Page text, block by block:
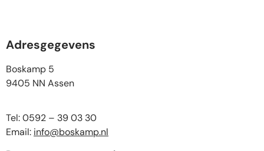
Adresgegevens
Boskamp 5
9405 NN Assen
Tel: 0592 – 39 03 30
Email: info@boskamp.nl